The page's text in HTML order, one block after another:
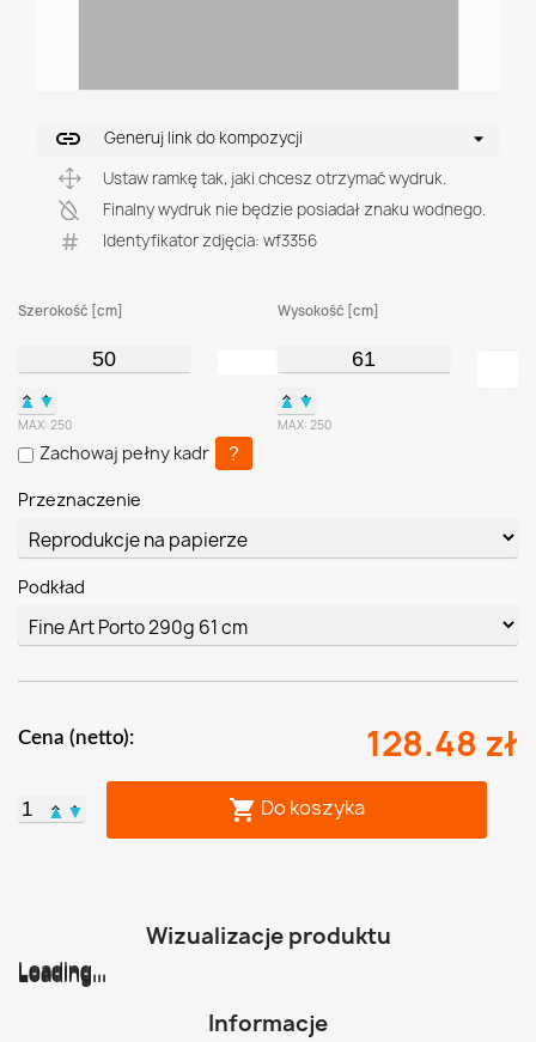
link
Generuj link do kompozycji
Ustaw ramkę tak, jaki chcesz otrzymać wydruk.
Finalny wydruk nie będzie posiadał znaku wodnego.
Identyfikator zdjęcia: wf3356
Szerokość [cm]
▲ ▼
MAX: 250
Wysokość [cm]
▲ ▼
MAX: 250
Zachowaj pełny kadr ?
Przeznaczenie
Podkład
Cena (netto): 128.48 zł
▲ ▼  Do koszyka
Wizualizacje produktu
Loading...
Loading...
Loading...
Loading...
Loading...
Loading...
Informacje